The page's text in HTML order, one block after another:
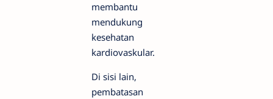
membantu
mendukung
kesehatan
kardiovaskular.
Di sisi lain,
pembatasan